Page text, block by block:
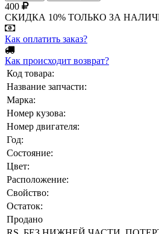
400
СКИДКА 10% ТОЛЬКО ЗА
Как оплатить заказ?
Как происходит возврат?
Код товара:
Название запчасти:
Марка:
Номер кузова:
Номер двигателя:
Год:
Состояние:
Цвет:
Расположение:
Свойство:
Остаток:
Продано